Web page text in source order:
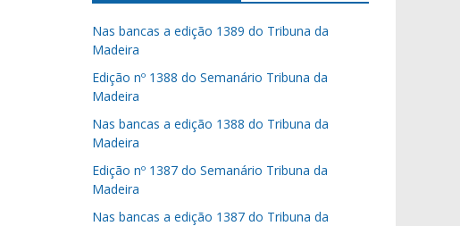
Nas bancas a edição 1389 do Tribuna da
Madeira
Edição nº 1388 do Semanário Tribuna da
Madeira
Nas bancas a edição 1388 do Tribuna da
Madeira
Edição nº 1387 do Semanário Tribuna da
Madeira
Nas bancas a edição 1387 do Tribuna da